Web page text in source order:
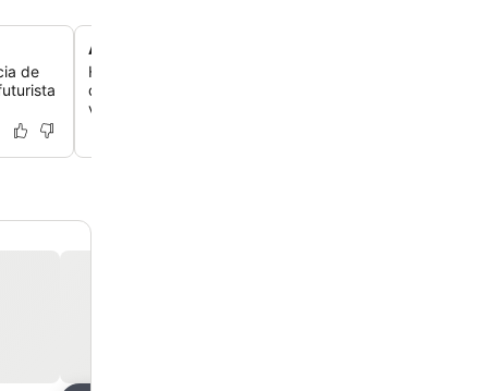
de
Acesso ao bairro Bos en Lommer
Hospede-se em uma área residencial vibrante a
de Amsterdam Centraal via ônibus 21, localizada perto
vegetação do Westerpark.